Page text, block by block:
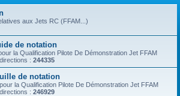
aux Jets RC (FFAM...)
de notation
la Qualification Pilote De Démonstration Jet FFAM
: 244335
de notation
la Qualification Pilote De Démonstration Jet FFAM
: 246929